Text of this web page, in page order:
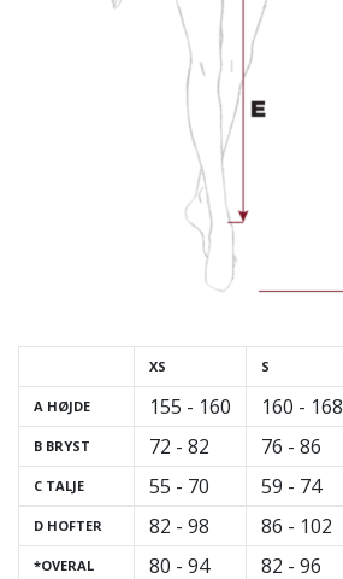
Weplayvolleyball
os
sammen.
11. 8. 2022
•
2 min. Læsning
A HØJDE
B BRYST
C TALJE
D HOFTER
*OVERAL
XS
155 - 160
72 - 82
55 - 70
82 - 98
80 - 94
S
160 - 168
76 - 86
59 - 74
86 - 102
82 - 96